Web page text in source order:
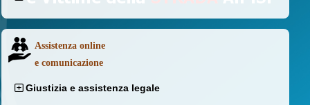
Assistenza online
e comunicazione
Giustizia e assistenza legale